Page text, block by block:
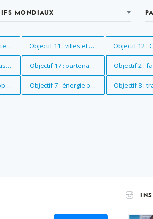
MONDIAUX
réduitesSupprimer le filtre
Objectif 11 : villes et communautés
Supprimer
Objectif 12 :
et institutions efficaces
Supprimer le filtre
Objectif 17 : partenariats pour laSupprimer
Objectif 2 :
et assainissement
Supprimer le filtre
Objectif 7 : énergie propre et d'un coût
Supprimer
Objectif 8 :